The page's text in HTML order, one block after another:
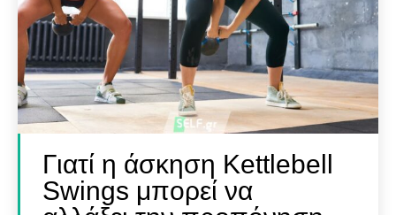
SELF FINDER
Βρες Γυμναστή, Διαιτολόγο,
Γιατρό & Φυσικοθεραπευτή
SELF FINDER
Βρες Γυμναστή, Διαιτολόγο,
Γιατρό & Φυσικοθεραπευτή
Γιατί η άσκηση Kettlebell
Swings μπορεί να